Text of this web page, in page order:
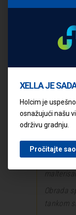
Izrada
Ostali
Veza
Veza
betona ili
Obrada
Obrada
tankom
XELLA JE
Holcim je
osnažujući našu
održivu gradnju.
Pročitajte